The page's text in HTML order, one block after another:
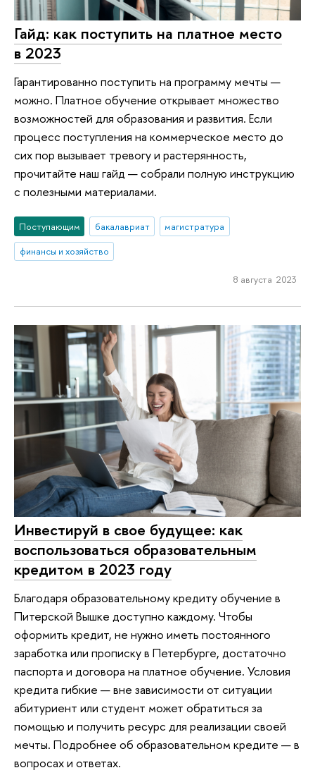
Гайд: как поступить на платное место
в 2023
Гарантированно поступить на программу мечты —
можно. Платное обучение открывает множество
возможностей для образования и развития. Если
процесс поступления на коммерческое место до
сих пор вызывает тревогу и растерянность,
прочитайте наш гайд — собрали полную инструкцию
с полезными материалами.
Поступающим бакалавриат
магистратура
финансы и хозяйство
8 августа 2023
Инвестируй в свое будущее: как
воспользоваться образовательным
кредитом в 2023 году
Благодаря образовательному кредиту обучение в
Питерской Вышке доступно каждому. Чтобы
оформить кредит, не нужно иметь постоянного
заработка или прописку в Петербурге, достаточно
паспорта и договора на платное обучение. Условия
кредита гибкие — вне зависимости от ситуации
абитуриент или студент может обратиться за
помощью и получить ресурс для реализации своей
мечты. Подробнее об образовательном кредите — в
вопросах и ответах.